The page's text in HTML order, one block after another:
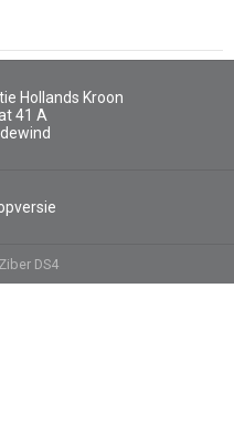
Hollands Kroon
41 A
Ziber DS4